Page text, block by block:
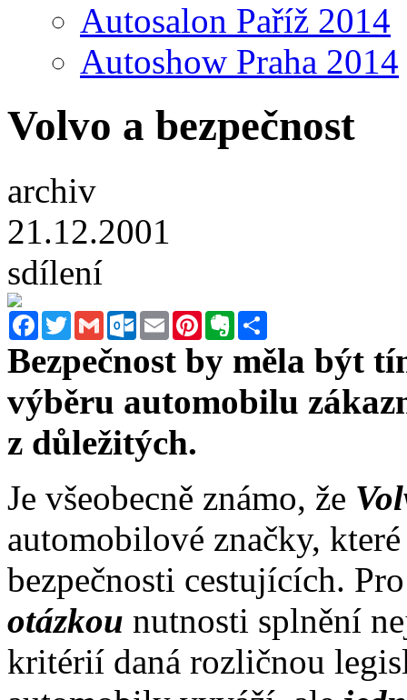
Autosalon Paříž 2014
Autoshow Praha 2014
Volvo a bezpečnost
archiv
21.12.2001
sdílení
FacebookTwitterGmail Outlook.com
Email PinterestEvernote
Bezpečnost by měla být
výběru automobilu
z důležitých.
Je všeobecně známo, že
automobilové značky,
bezpečnosti cestujících.
otázkou nutnosti splnění
kritérií daná rozličnou